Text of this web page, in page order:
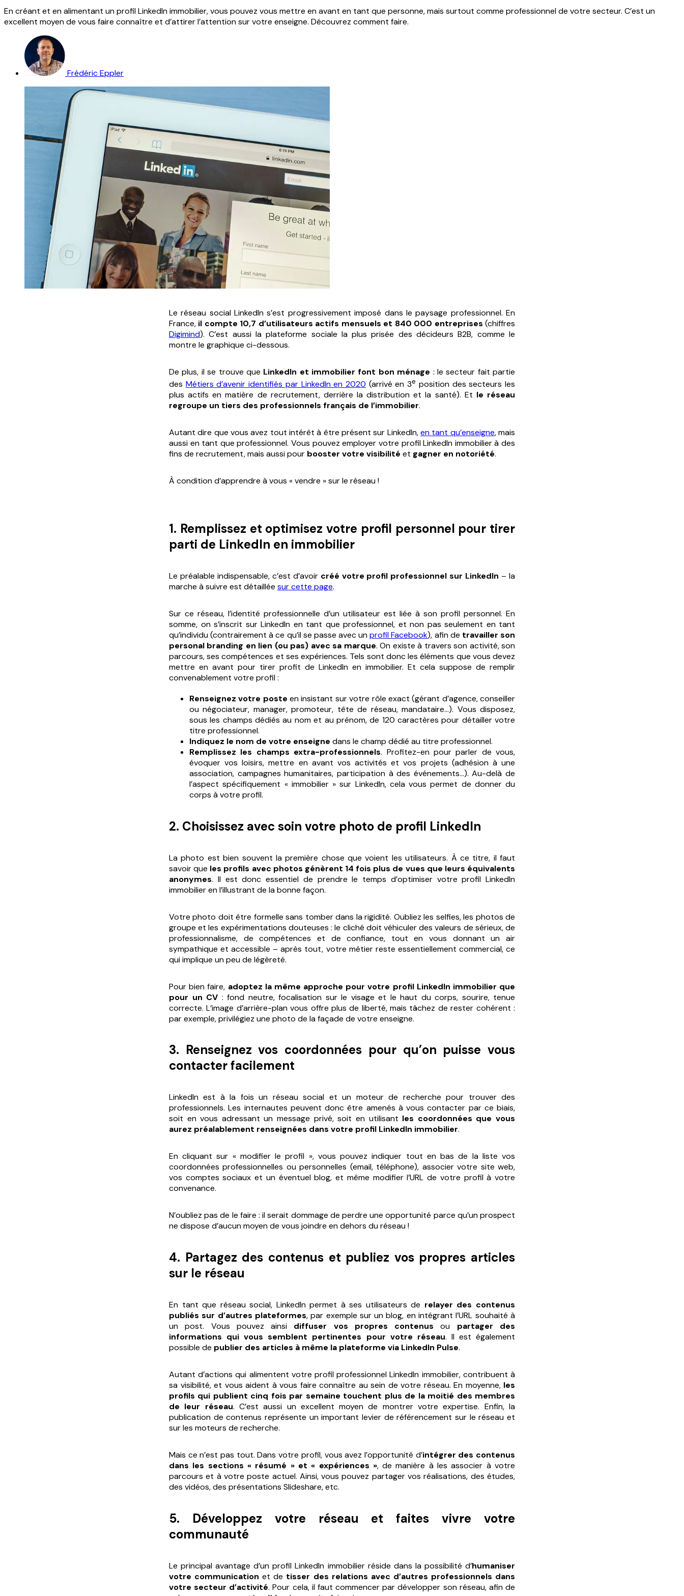
En créant et en alimentant un profil LinkedIn immobilier, vous pouvez vous mettre en avant en tant que personne, mais surtout comme professionnel de votre secteur. C’est un
excellent moyen de vous faire connaître et d’attirer l’attention sur votre enseigne. Découvrez comment faire.
Frédéric Eppler
Le réseau social LinkedIn s’est progressivement imposé dans le paysage professionnel. En
France, il compte 10,7 d’utilisateurs actifs mensuels et 840 000 entreprises (chiffres
Digimind). C’est aussi la plateforme sociale la plus prisée des décideurs B2B, comme le
montre le graphique ci-dessous.
De plus, il se trouve que LinkedIn et immobilier font bon ménage : le secteur fait partie
des Métiers d’avenir identifiés par LinkedIn en 2020 (arrivé en 3e position des secteurs les
plus actifs en matière de recrutement, derrière la distribution et la santé). Et le réseau
regroupe un tiers des professionnels français de l’immobilier.
Autant dire que vous avez tout intérêt à être présent sur LinkedIn,en tant qu’enseigne, mais
aussi en tant que professionnel. Vous pouvez employer votre profil LinkedIn immobilier à des
fins de recrutement, mais aussi pour booster votre visibilité et gagner en notoriété.
À condition d’apprendre à vous « vendre » sur le réseau !
1. Remplissez et optimisez votre profil personnel pour tirer
parti de LinkedIn en immobilier
Le préalable indispensable, c’est d’avoir créé votre profil professionnel sur LinkedIn – la
marche à suivre est détaillée sur cette page.
Sur ce réseau, l’identité professionnelle d’un utilisateur est liée à son profil personnel. En
somme, on s’inscrit sur LinkedIn en tant que professionnel, et non pas seulement en tant
qu’individu (contrairement à ce qu’il se passe avec unprofil Facebook), afin de travailler son
personal branding en lien (ou pas) avec sa marque. On existe à travers son activité, son
parcours, ses compétences et ses expériences. Tels sont donc les éléments que vous devez
mettre en avant pour tirer profit de LinkedIn en immobilier. Et cela suppose de remplir
convenablement votre profil :
Renseignez votre poste en insistant sur votre rôle exact (gérant d’agence, conseiller
ou négociateur, manager, promoteur, tête de réseau, mandataire…). Vous disposez,
sous les champs dédiés au nom et au prénom, de 120 caractères pour détailler votre
titre professionnel.
Indiquez le nom de votre enseigne dans le champ dédié au titre professionnel.
Remplissez les champs extra-professionnels. Profitez-en pour parler de vous,
évoquer vos loisirs, mettre en avant vos activités et vos projets (adhésion à une
association, campagnes humanitaires, participation à des événements…). Au-delà de
l’aspect spécifiquement « immobilier » sur LinkedIn, cela vous permet de donner du
corps à votre profil.
2. Choisissez avec soin votre photo de profil LinkedIn
La photo est bien souvent la première chose que voient les utilisateurs. À ce titre, il faut
savoir que les profils avec photos génèrent 14 fois plus de vues que leurs équivalents
anonymes. Il est donc essentiel de prendre le temps d’optimiser votre profil LinkedIn
immobilier en l’illustrant de la bonne façon.
Votre photo doit être formelle sans tomber dans la rigidité. Oubliez les selfies, les photos de
groupe et les expérimentations douteuses : le cliché doit véhiculer des valeurs de sérieux, de
professionnalisme, de compétences et de confiance, tout en vous donnant un air
sympathique et accessible – après tout, votre métier reste essentiellement commercial, ce
qui implique un peu de légèreté.
Pour bien faire, adoptez la même approche pour votre profil LinkedIn immobilier que
pour un CV : fond neutre, focalisation sur le visage et le haut du corps, sourire, tenue
correcte. L’image d’arrière-plan vous offre plus de liberté, mais tâchez de rester cohérent :
par exemple, privilégiez une photo de la façade de votre enseigne.
3. Renseignez vos coordonnées pour qu’on puisse vous
contacter facilement
LinkedIn est à la fois un réseau social et un moteur de recherche pour trouver des
professionnels. Les internautes peuvent donc être amenés à vous contacter par ce biais,
soit en vous adressant un message privé, soit en utilisant les coordonnées que vous
aurez préalablement renseignées dans votre profil LinkedIn immobilier.
En cliquant sur « modifier le profil », vous pouvez indiquer tout en bas de la liste vos
coordonnées professionnelles ou personnelles (email, téléphone), associer votre site web,
vos comptes sociaux et un éventuel blog, et même modifier l’URL de votre profil à votre
convenance.
N’oubliez pas de le faire : il serait dommage de perdre une opportunité parce qu’un prospect
ne dispose d’aucun moyen de vous joindre en dehors du réseau !
4. Partagez des contenus et publiez vos propres articles
sur le réseau
En tant que réseau social, LinkedIn permet à ses utilisateurs de relayer des contenus
publiés sur d’autres plateformes, par exemple sur un blog, en intégrant l’URL souhaité à
un post. Vous pouvez ainsi diffuser vos propres contenus ou partager des
informations qui vous semblent pertinentes pour votre réseau. Il est également
possible de publier des articles à même la plateforme via LinkedIn Pulse.
Autant d’actions qui alimentent votre profil professionnel LinkedIn immobilier, contribuent à
sa visibilité, et vous aident à vous faire connaître au sein de votre réseau. En moyenne, les
profils qui publient cinq fois par semaine touchent plus de la moitié des membres
de leur réseau. C’est aussi un excellent moyen de montrer votre expertise. Enfin, la
publication de contenus représente un important levier de référencement sur le réseau et
sur les moteurs de recherche.
Mais ce n’est pas tout. Dans votre profil, vous avez l’opportunité d’intégrer des contenus
dans les sections « résumé » et « expériences », de manière à les associer à votre
parcours et à votre poste actuel. Ainsi, vous pouvez partager vos réalisations, des études,
des vidéos, des présentations Slideshare, etc.
5. Développez votre réseau et faites vivre votre
communauté
Le principal avantage d’un profil LinkedIn immobilier réside dans la possibilité d’humaniser
votre communication et de tisser des relations avec d’autres professionnels dans
votre secteur d’activité. Pour cela, il faut commencer par développer son réseau, afin de